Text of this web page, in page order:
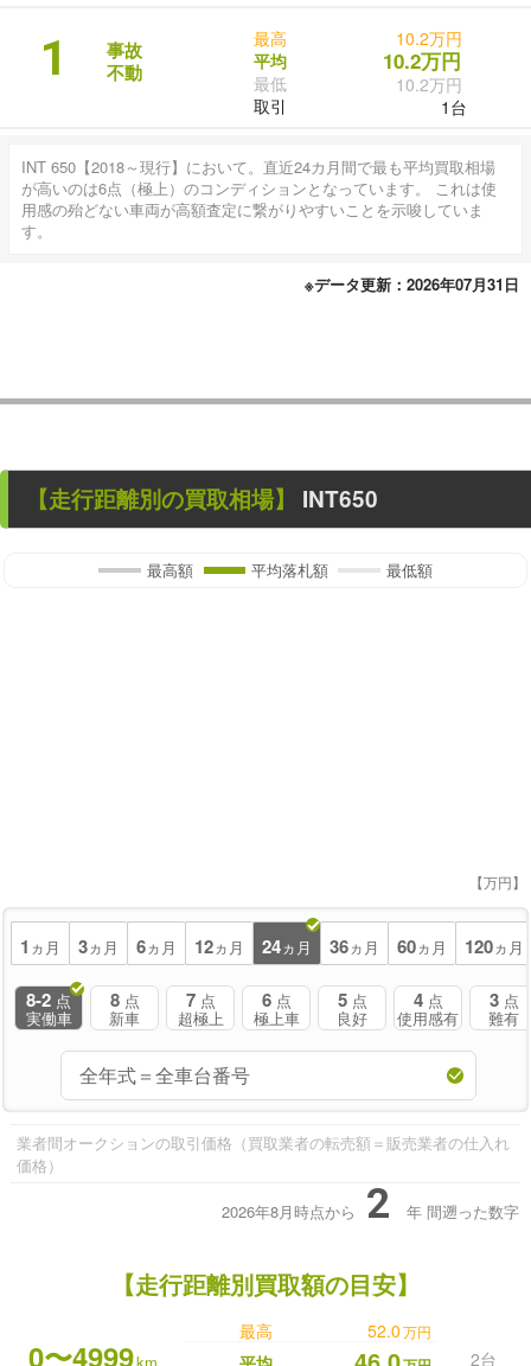
1
事故
不動
最高
平均
最低
取引
10.2万円
10.2万円
10.2万円
1台
INT 650【2018～現行】において。直近24カ月間で最も平均買取相場
が高いのは6点（極上）のコンディションとなっています。 これは使
用感の殆どない車両が高額査定に繋がりやすいことを示唆していま
す。
※データ更新：2026年07月31日
【走行距離別の買取相場】 INT650
最高額 平均落札額 最低額
【万円】
1 ヵ月 3ヵ月 6ヵ月 12ヵ月 24ヵ月 36ヵ月 60ヵ月 120ヵ月
8-2 点
実働車
8 点
新車
7 点
超極上
6 点
極上車
5 点
良好
4 点
使用感有
3 点
難有
業者間オークションの取引価格（買取業者の転売額＝販売業者の仕入れ
価格）
2026年8月時点から 2 年 間遡った数字
【走行距離別買取額の目安】
0〜4999
最高 52.0万円
2台